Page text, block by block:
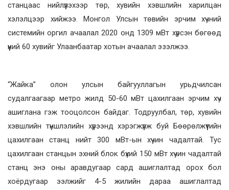
станцаас нийлүүлэхээр төр, хувийн хэвшлийн харилцан
хэлэлцээр хийжээ. Монгол Улсын төвийн эрчим хүчний
системийн оргил ачаалал 2020 онд 1309 мBт хүрсэн бөгөөд
үүний 60 хувийг Улаанбаатар хотын ачаалал эзэлжээ.
“Жайка” олон улсын байгууллагын урьдчилсан
судалгаагаар метро жилд 50-60 мВт цахилгаан эрчим хүч
ашиглана гэж тооцолсон байдаг. Тодруулбал, төр, хувийн
хэвшлийн түншлэлийн хүрээнд хэрэгжүүлж буй Бөөрөлжүүтийн
цахилгаан станц нийт 300 мВт-ын хүчин чадалтай. Тус
цахилгаан станцын эхний блок бүхий 150 мВт хүчин чадалтай
станц энэ оны аравдугаар сард ашиглалтад орох бол
хоёрдугаар ээлжийг 4-5 жилийн дараа ашиглалтад